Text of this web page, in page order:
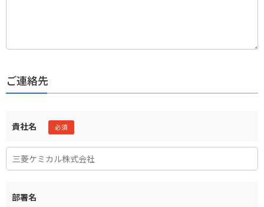
ご連絡先
貴社名
部署名